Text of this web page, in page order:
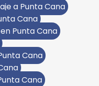
a Punta Cana
Cana
Punta Cana
Cana
Cana